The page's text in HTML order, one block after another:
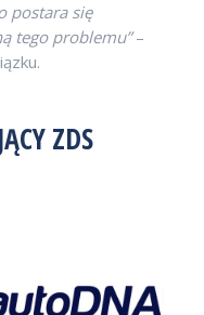
postara się
tego problemu”–
ZDS